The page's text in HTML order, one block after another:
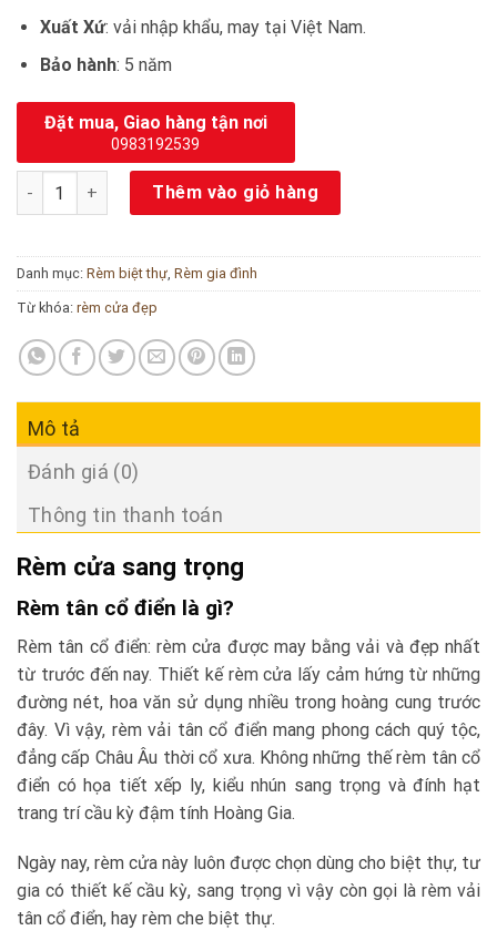
Xuất Xứ: vải nhập khẩu, may tại Việt Nam.
Bảo hành: 5 năm
Đặt mua, Giao hàng tận nơi
0983192539
Rèm cửa sang trọng số lượngThêm vào giỏ hàng
Danh mục: Rèm biệt thự Rèm gia đình
Từ khóa: rèm cửa đẹp
Mô tả
Đánh giá (0)
Thông tin thanh toán
Rèm cửa sang trọng
Rèm tân cổ điển là gì?
Rèm tân cổ điển: rèm cửa được may bằng vải và đẹp nhất
từ trước đến nay. Thiết kế rèm cửa lấy cảm hứng từ những
đường nét, hoa văn sử dụng nhiều trong hoàng cung trước
đây. Vì vậy, rèm vải tân cổ điển mang phong cách quý tộc,
đẳng cấp Châu Âu thời cổ xưa. Không những thế rèm tân cổ
điển có họa tiết xếp ly, kiểu nhún sang trọng và đính hạt
trang trí cầu kỳ đậm tính Hoàng Gia.
Ngày nay, rèm cửa này luôn được chọn dùng cho biệt thự, tư
gia có thiết kế cầu kỳ, sang trọng vì vậy còn gọi là rèm vải
tân cổ điển, hay rèm che biệt thự.